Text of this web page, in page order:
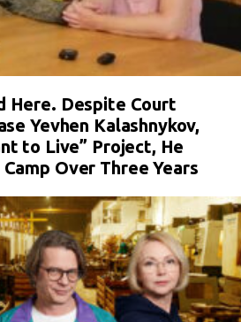
Here. Despite Court
Yevhen Kalashnykov,
to Live” Project, He
Over Three Years